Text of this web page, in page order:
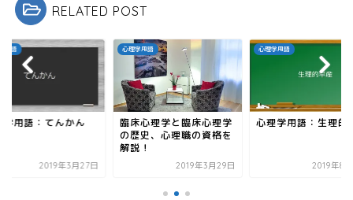
(
新
い
ウ
ド
開
き
ま
リ
ッ
し
て
新
し
い
ド
ウ
RELATED POST
用語
学用語：てんかん
2019年3月27日
心理学用語
臨床心理学と臨床心理学
の歴史、心理職の資格を
解説！
2019年3月29日
心理学用語
心理学用語：生理的
2019年8